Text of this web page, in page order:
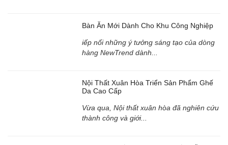
Bàn Ăn Mới Dành Cho Khu Công Nghiệp
iếp nối những ý tưởng sáng tạo của dòng
hàng NewTrend dành...
Nội Thất Xuân Hòa Triển Sản Phẩm Ghế
Da Cao Cấp
Vừa qua, Nội thất xuân hòa đã nghiên cứu
thành công và giới...